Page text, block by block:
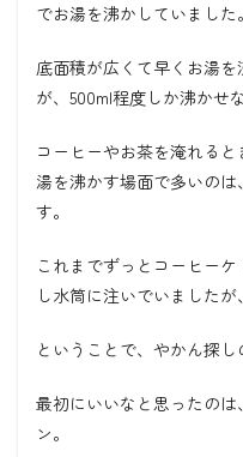
でお湯を沸かしていました。
底面積が広くて早くお湯
が、500ml程度しか沸かせ
コーヒーやお茶を淹れる
湯を沸かす場面で多いの
す。
これまでずっとコーヒー
し水筒に注いでいました
ということで、やかん探し
最初にいいなと思ったの
ン。